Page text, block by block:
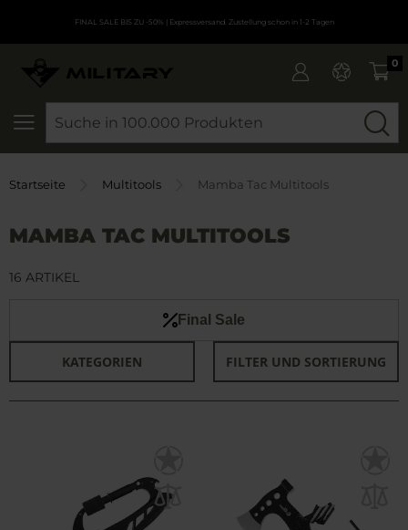
FINAL SALE BIS ZU -50% | Expressversand. Zustellung schon in 1-2 Tagen
0
Startseite Multitools Mamba Tac Multitools
MAMBA TAC MULTITOOLS
Final Sale
KATEGORIEN FILTER UND SORTIERUNG
16 ARTIKEL